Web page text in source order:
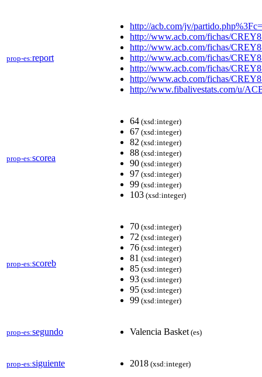
prop-es:report
http://acb.com/jv/
http://www.acb.com/fichas/
http://www.acb.com/fichas/
http://www.acb.com/fichas/
http://www.acb.com/fichas/
http://www.acb.com/fichas/
http://www.fibalivestats.com/u/
prop-es:scorea
64 (xsd:integer)
67 (xsd:integer)
82 (xsd:integer)
88 (xsd:integer)
90 (xsd:integer)
97 (xsd:integer)
99 (xsd:integer)
103 (xsd:integer)
prop-es:scoreb
70 (xsd:integer)
72 (xsd:integer)
76 (xsd:integer)
81 (xsd:integer)
85 (xsd:integer)
93 (xsd:integer)
95 (xsd:integer)
99 (xsd:integer)
prop-es:segundo Valencia Basket (es)
prop-es:siguiente 2018 (xsd:integer)